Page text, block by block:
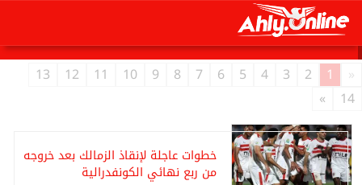
السبت
«
1
2
3
4
5
6
7
8
9
10
11
12
13
14
»
خطوات عاجلة لإنقاذ الزمالك بعد خروجه
من ربع نهائي الكونفدرالية